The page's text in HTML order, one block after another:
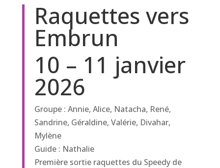
Raquettes vers
Embrun
10 – 11 janvier
2026
Groupe : Annie, Alice, Natacha, René,
Sandrine, Géraldine, Valérie, Divahar,
Mylène
Guide : Nathalie
Première sortie raquettes du Speedy de